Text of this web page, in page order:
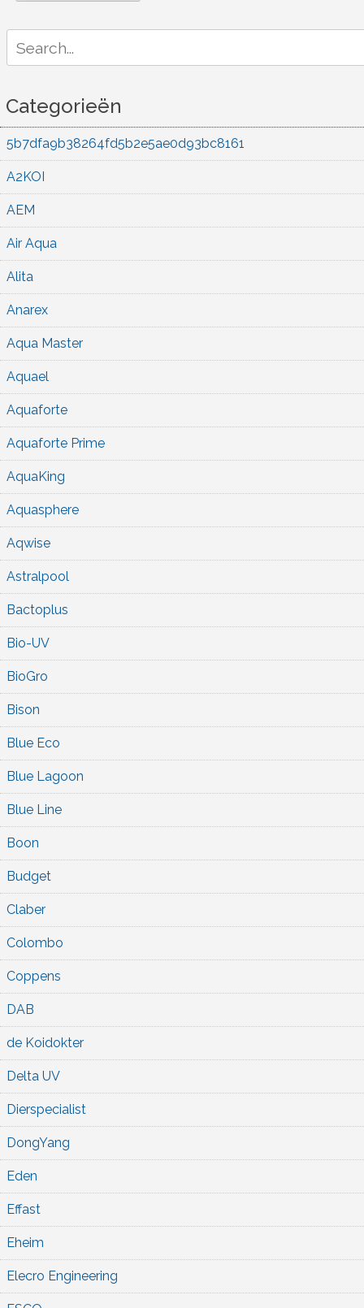
for:
Categorieën
5b7dfa9b38264fd5b2e5ae0d93bc8161
A2KOI
AEM
Air Aqua
Alita
Anarex
Aqua Master
Aquael
Aquaforte
Aquaforte Prime
AquaKing
Aquasphere
Aqwise
Astralpool
Bactoplus
Bio-UV
BioGro
Bison
Blue Eco
Blue Lagoon
Blue Line
Boon
Budget
Claber
Colombo
Coppens
DAB
de Koidokter
Delta UV
Dierspecialist
DongYang
Eden
Effast
Eheim
Elecro Engineering